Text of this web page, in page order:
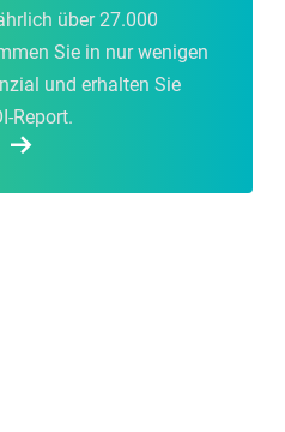
über27.000
Sie in nur wenigen
und erhalten Sie
Report.